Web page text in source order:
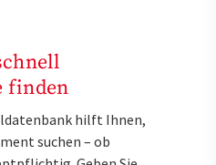
finden
hilft Ihnen,
suchen – ob